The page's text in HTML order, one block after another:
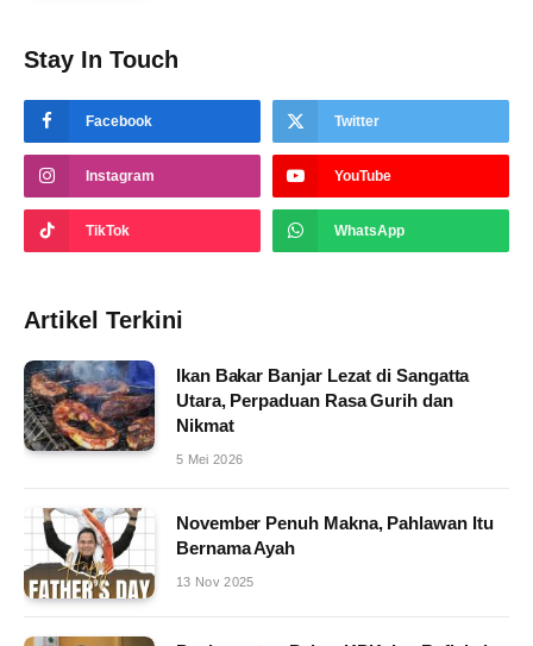
Stay In Touch
Facebook Twitter
Instagram YouTube
TikTok WhatsApp
Artikel Terkini
Ikan Bakar Banjar Lezat di Sangatta
Utara, Perpaduan Rasa Gurih dan
Nikmat
5 Mei 2026
November Penuh Makna, Pahlawan Itu
Bernama Ayah
13 Nov 2025